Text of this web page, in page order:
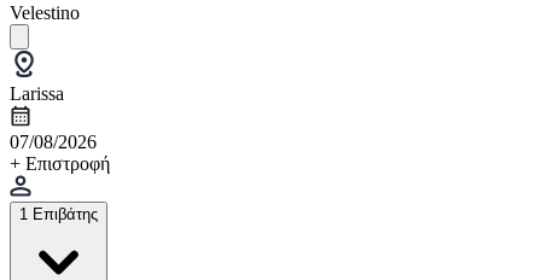
Velestino
Larissa
07/08/2026
+ Επιστροφή
1 Επιβάτης